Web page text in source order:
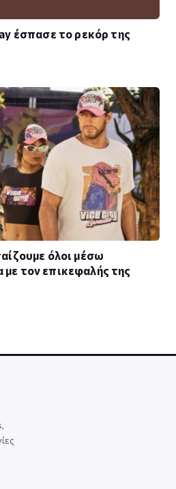
έσπασε το ρεκόρ της
όλοι μέσω
τον επικεφαλής της